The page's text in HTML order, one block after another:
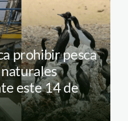
prohibir pesca
este 14 de